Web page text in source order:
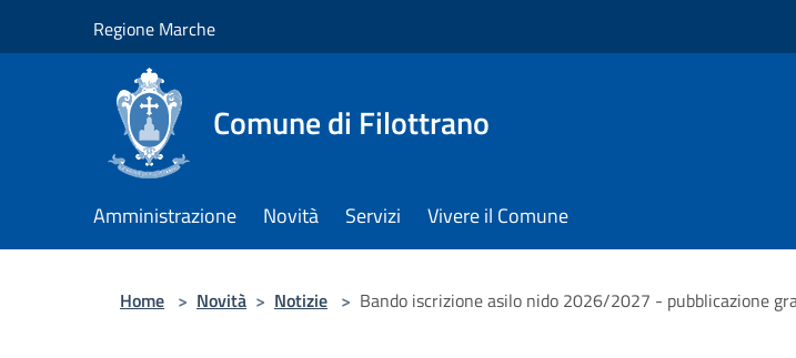
Regione Marche
Comune di Filottrano
Amministrazione Novità Servizi Vivere il Comune
Home > Novità > Notizie > Bando iscrizione asilo nido 2026/2027 - pubblicazione